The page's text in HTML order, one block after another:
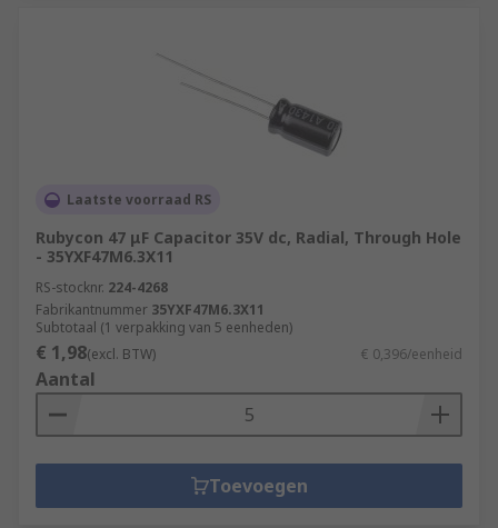
Laatste voorraad RS
Rubycon 47 μF Capacitor 35V dc, Radial, Through Hole
- 35YXF47M6.3X11
RS-stocknr. 224-4268
Fabrikantnummer 35YXF47M6.3X11
Subtotaal (1 verpakking van 5 eenheden)
€ 1,98(excl. BTW) € 0,396/eenheid
Aantal
Toevoegen